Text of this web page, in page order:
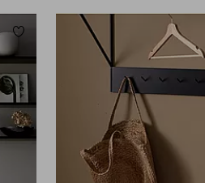
Lägg till i favoriter